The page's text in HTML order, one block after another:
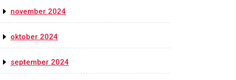
november 2024
oktober 2024
september 2024